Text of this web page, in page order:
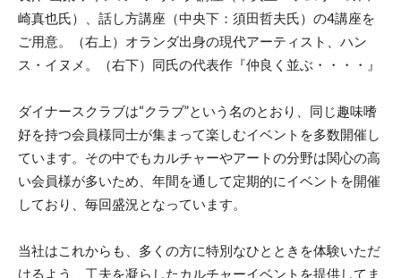
崎真也氏）、話し方講座（中央下：須田哲夫氏）の4講座を
ご用意。（右上）オランダ出身の現代アーティスト、ハン
ス・イヌメ。（右下）同氏の代表作『仲良く並ぶ・・・・』
ダイナースクラブは“クラブ”という名のとおり、同じ趣味嗜
好を持つ会員様同士が集まって楽しむイベントを多数開催し
ています。その中でもカルチャーやアートの分野は関心の高
い会員様が多いため、年間を通して定期的にイベントを開催
しており、毎回盛況となっています。
当社はこれからも、多くの方に特別なひとときを体験いただ
けるよう、工夫を凝らしたカルチャーイベントを提供してま